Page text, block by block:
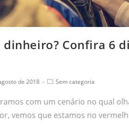
dinheiro? Confira 6
de 2018 Sem categoria
com um cenário no qual
vemos que estamos no